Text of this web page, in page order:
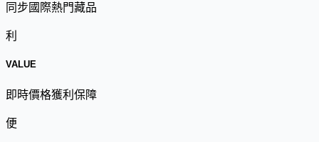
同步國際熱門藏品
利
VALUE
即時價格獲利保障
便